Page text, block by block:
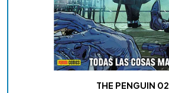
THE PENGUIN 02